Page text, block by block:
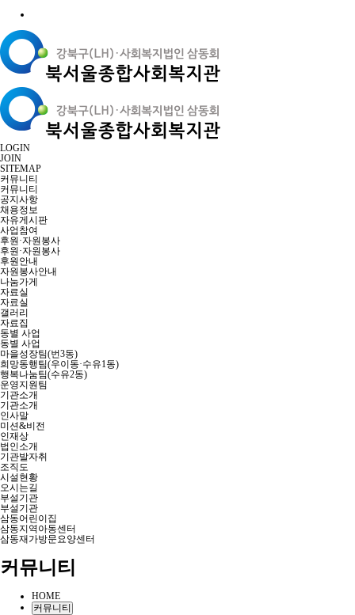
LOGIN
JOIN
SITEMAP
커뮤니티
커뮤니티
공지사항
채용정보
자유게시판
사업참여
후원·자원봉사
후원·자원봉사
후원안내
자원봉사안내
나눔가게
자료실
자료실
갤러리
자료집
동별 사업
동별 사업
마을성장팀(번3동)
희망동행팀(우이동·수유1동)
행복나눔팀(수유2동)
운영지원팀
기관소개
기관소개
인사말
미션&비전
인재상
법인소개
기관발자취
조직도
시설현황
오시는길
부설기관
부설기관
삼동어린이집
삼동지역아동센터
삼동재가방문요양센터
커뮤니티
HOME
커뮤니티